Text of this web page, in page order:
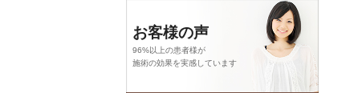
お客様の声
96%以上の患者様が
施術の効果を実感しています